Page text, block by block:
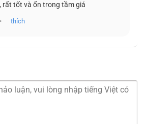
rất tốt và ổn trong tầm giá
• thích